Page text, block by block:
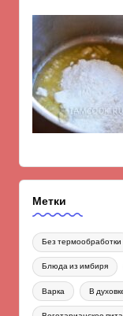
Метки
Без термообработки
Блюда из имбиря
Варка В